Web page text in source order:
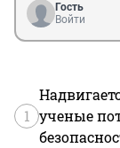
Гость
Войти
1 ученые